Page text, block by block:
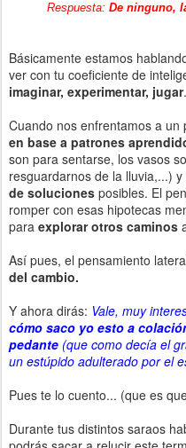
Respuesta: De ninguno,
Básicamente estamos
ver con tu coeficiente de
imaginar, experimentar, jugar
Cuando nos enfrentamos a un
en base a patrones
son para sentarse, los vasos
resguardarnos de la lluvia,...)
de soluciones posibles. El
romper con esas hipotecas
para explorar otros caminos
Así pues, el pensamiento
del cambio.
Y ahora dirás: Vale, muy
cómo saco yo esto a
pedante (que como decía el
un estúpido adulterado por el
Pues te lo cuento... (que es
Durante tus distintos saraos